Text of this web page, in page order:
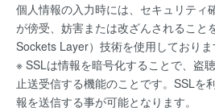
個人情報の入力時には、セキュリティ
が傍受、妨害または改ざんされること
Sockets Layer）技術を使用しておりま
※ SSLは情報を暗号化することで、盗
止送受信する機能のことです。SSLを
報を送信する事が可能となります。